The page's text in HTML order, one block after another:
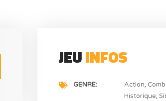
JEUINFOS
GENRE Action
Historique